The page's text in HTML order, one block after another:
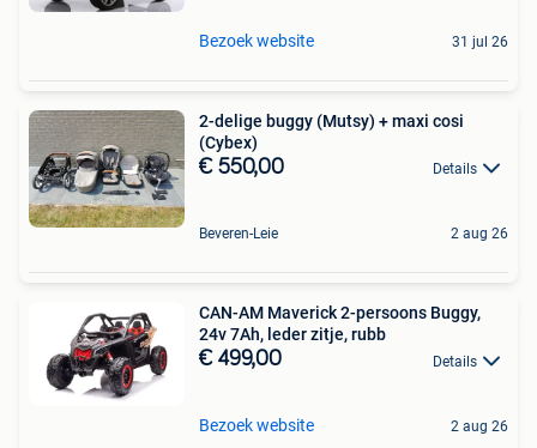
Bezoek website 31 jul 26
2-delige buggy (Mutsy) + maxi cosi
(Cybex)
€ 550,00 Details
Beveren-Leie 2 aug 26
CAN-AM Maverick 2-persoons Buggy,
24v 7Ah, leder zitje, rubb
€ 499,00 Details
Bezoek website 2 aug 26